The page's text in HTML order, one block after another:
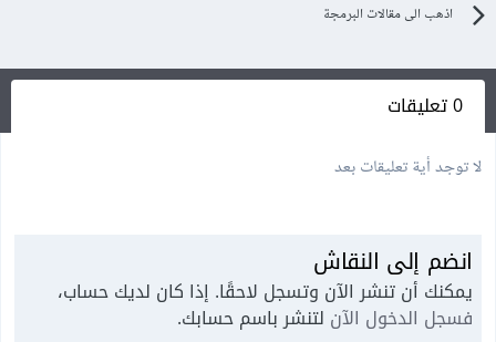
اذهب الى مقالات البرمجة
0 تعليقات
لا توجد أية تعليقات بعد
انضم إلى النقاش
يمكنك أن تنشر الآن وتسجل لاحقًا. إذا كان لديك حساب،
فسجل الدخول الآن لتنشر باسم حسابك.